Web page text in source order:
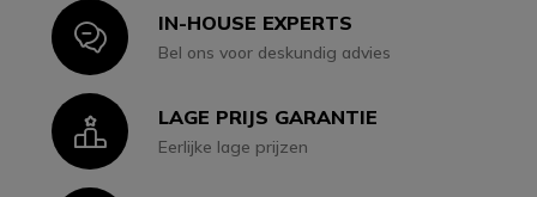
IconIN-HOUSE EXPERTS
Bel ons voor deskundig advies
IconLAGE PRIJS GARANTIE
Eerlijke lage prijzen